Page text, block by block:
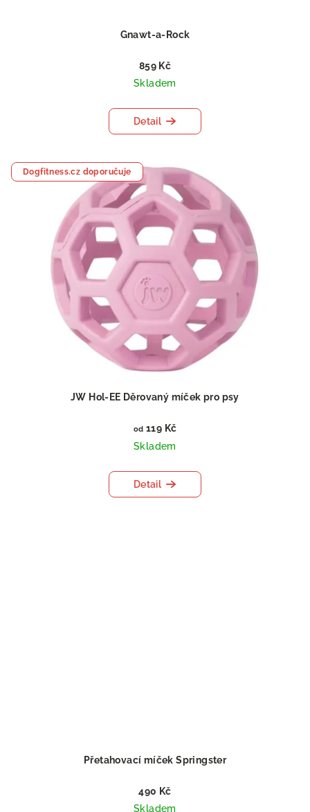
Gnawt-a-Rock
859 Kč
Skladem
Detail
Dogfitness.cz doporučuje
JW Hol-EE Děrovaný míček pro psy
od 119 Kč
Skladem
Detail
Přetahovací míček Springster
490 Kč
Skladem